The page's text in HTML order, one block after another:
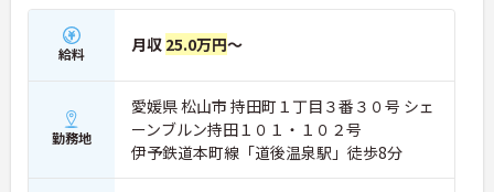
給料 月収 25.0万円～
勤務地
愛媛県 松山市 持田町１丁目３番３０号 シェ
ーンブルン持田１０１・１０２号
伊予鉄道本町線「道後温泉駅」徒歩8分